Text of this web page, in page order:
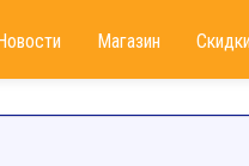
Магазин Скидки